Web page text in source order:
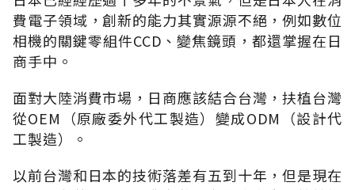
費電子領域，創新的能力其實源源不絕，例如數位
相機的關鍵零組件CCD、變焦鏡頭，都還掌握在日
商手中。
面對大陸消費市場，日商應該結合台灣，扶植台灣
從OEM（原廠委外代工製造）變成ODM（設計代
工製造）。
以前台灣和日本的技術落差有五到十年，但是現在